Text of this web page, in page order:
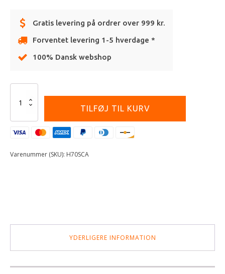
Gratis levering på ordrer over 999 kr.
Forventet levering 1-5 hverdage *
100% Dansk webshop
CAM
4ST
antal
TILFØJ TIL KURV
Varenummer (SKU): H70SCA
YDERLIGERE INFORMATION